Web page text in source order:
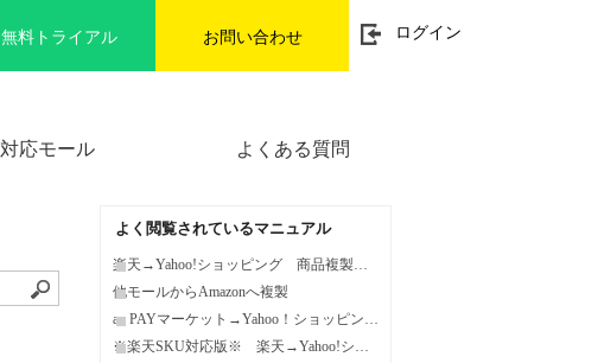
無料トライアル お問い合わせ ログイン
対応モール よくある質問
よく閲覧されているマニュアル
楽天→Yahoo!ショッピング 商品複製マニュアル
他モールからAmazonへ複製
au PAYマーケット→Yahoo！ショッピング 商品複製マニュアル
※楽天SKU対応版※ 楽天→Yahoo!ショッピング 商品複製マニュアル